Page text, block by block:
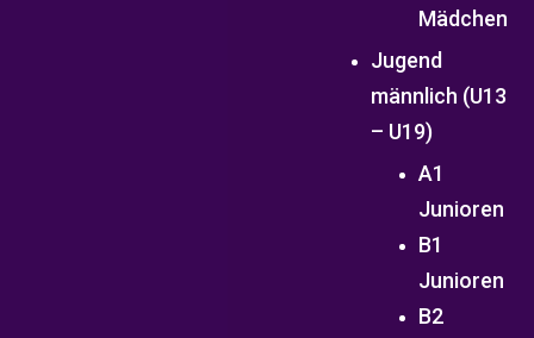
Mädchen
Jugend
männlich (U13
– U19)
A1
Junioren
B1
Junioren
B2